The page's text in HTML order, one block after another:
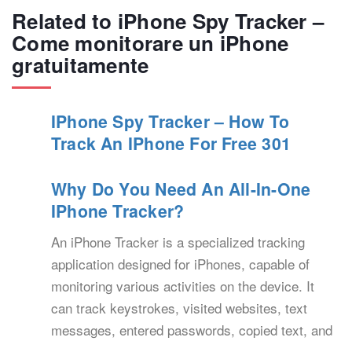
Related to iPhone Spy Tracker –
Come monitorare un iPhone
gratuitamente
IPhone Spy Tracker – How To
Track An IPhone For Free 301
Why Do You Need An All-In-One
IPhone Tracker?
An iPhone Tracker is a specialized tracking
application designed for iPhones, capable of
monitoring various activities on the device. It
can track keystrokes, visited websites, text
messages, entered passwords, copied text, and